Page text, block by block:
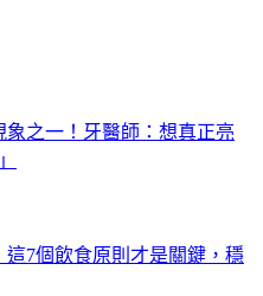
之一！牙醫師：想真正亮
7個飲食原則才是關鍵，穩